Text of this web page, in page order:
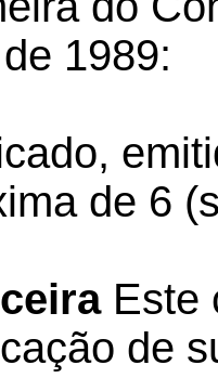
1989:
de 6
Este
de